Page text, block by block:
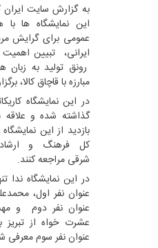
به گزارش سایت ایران
این نمایشگاه ها
عمومی برای گرایش
ایرانی، تبیین
رونق تولید به زبان
مبارزه با قاچاق کالا،
گذاشته شده و علاقه
بازدید از این
کل فرهنگ و ارشاد
شرقی مراجعه کنند.
در این نمایشگاه ندا
عنوان نفر اول،
عنوان نفر دوم و
عشرت خواه از
عنوان نفر سوم معرفی